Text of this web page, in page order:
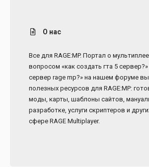
О нас
Все для RAGE:MP. Портал о
вопросом «как создать гта 5
сервер rage mp?» на нашем форуме
полезных ресурсов для RAGE:MP:
моды, карты, шаблоны сайтов,
разработке, услуги скриптеров и
сфере RAGE Multiplayer.